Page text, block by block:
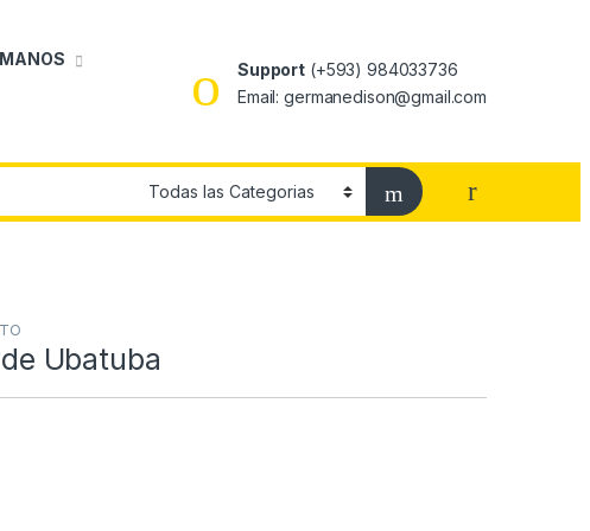
Support (+593) 984033736
Email: germanedison@gmail.com
Ubatuba